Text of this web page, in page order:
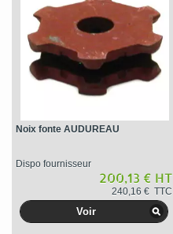
Noix fonte AUDUREAU
Dispo fournisseur
200,13 € HT
240,16 € TTC
Voir